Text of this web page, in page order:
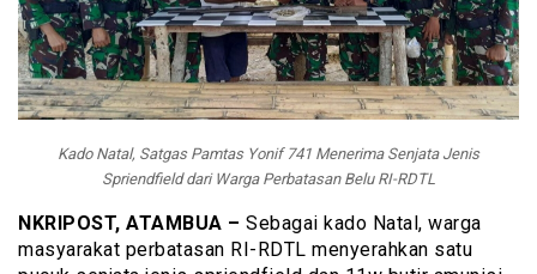
Kado Natal, Satgas Pamtas Yonif 741 Menerima Senjata Jenis
Spriendfield dari Warga Perbatasan Belu RI-RDTL
NKRIPOST, ATAMBUA – Sebagai kado Natal, warga
masyarakat perbatasan RI-RDTL menyerahkan satu